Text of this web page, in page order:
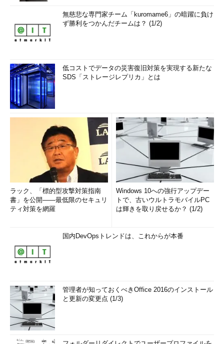
無慈悲な専門家チーム「kuromame6」の暗躍に負け
ず勝利をつかんだチームは？ (1/2)
低コストでデータの災害復旧対策を実現する新たな
SDS「ストレージレプリカ」とは
ラック、「標的型攻撃対策指南
書」を公開――最低限のセキュリ
ティ対策を網羅
Windows 10への強行アップデー
トで、古いウルトラモバイルPC
は輝きを取り戻せるか？ (1/2)
国内DevOpsトレンドは、これからが本番
管理者が知っておくべきOffice 2016のインストール
と更新の変更点 (1/3)